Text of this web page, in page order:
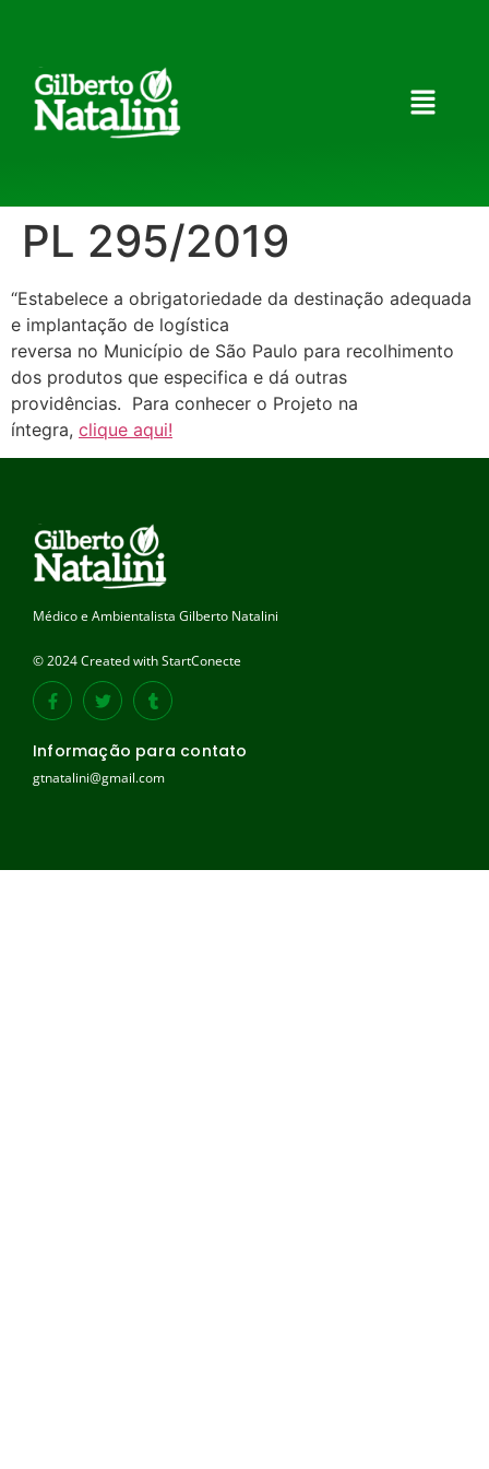
PL 295/2019
“Estabelece a obrigatoriedade da destinação adequada
e implantação de logística
reversa no Município de São Paulo para recolhimento
dos produtos que especifica e dá outras
providências. Para conhecer o Projeto na
íntegra, clique aqui!
Médico e Ambientalista Gilberto Natalini
© 2024 Created with StartConecte
Informação para contato
gtnatalini@gmail.com